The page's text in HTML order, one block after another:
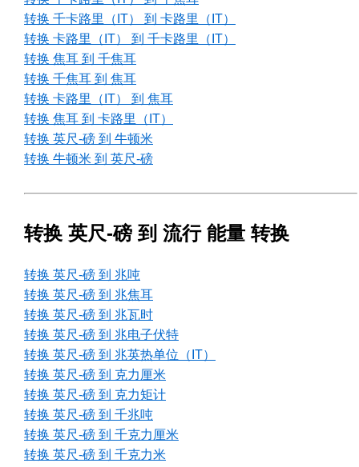
转换 千卡路里（IT） 到 卡路里（IT）
转换 卡路里（IT） 到 千卡路里（IT）
转换 焦耳 到 千焦耳
转换 千焦耳 到 焦耳
转换 卡路里（IT） 到 焦耳
转换 焦耳 到 卡路里（IT）
转换 英尺-磅 到 牛顿米
转换 牛顿米 到 英尺-磅
转换 英尺-磅 到 流行 能量 转换
转换 英尺-磅 到 兆吨
转换 英尺-磅 到 兆焦耳
转换 英尺-磅 到 兆瓦时
转换 英尺-磅 到 兆电子伏特
转换 英尺-磅 到 兆英热单位（IT）
转换 英尺-磅 到 克力厘米
转换 英尺-磅 到 克力矩计
转换 英尺-磅 到 千兆吨
转换 英尺-磅 到 千克力厘米
转换 英尺-磅 到 千克力米